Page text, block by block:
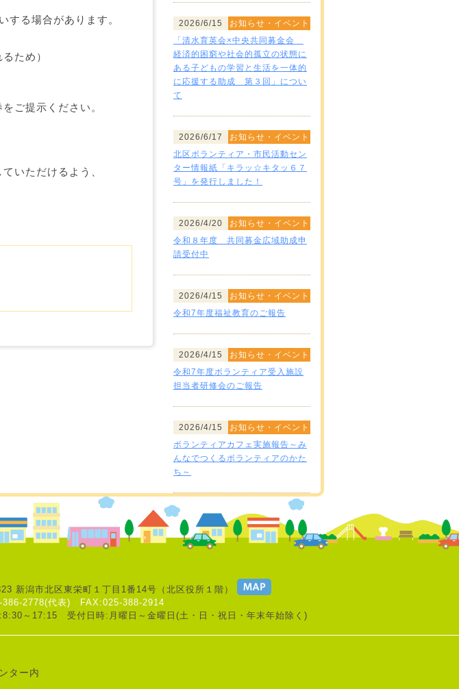
する場合があります。
ため）
ご提示ください。
いただけるよう、
2026/6/15
お知らせ・イベント
「清水育英会×中央共同募金会
経済的困窮や社会的孤立の状態に
ある子どもの学習と生活を一体的
に応援する助成 第３回」につい
て
2026/6/17
お知らせ・イベント
北区ボランティア・市民活動セン
ター情報紙「キラッ☆キタッ６７
号」を発行しました！
2026/4/20
お知らせ・イベント
令和８年度 共同募金広域助成申
請受付中
2026/4/15
お知らせ・イベント
令和7年度福祉教育のご報告
2026/4/15
お知らせ・イベント
令和7年度ボランティア受入施設
担当者研修会のご報告
2026/4/15
お知らせ・イベント
ボランティアカフェ実施報告～み
んなでつくるボランティアのかた
ち～
新潟市北区東栄町１丁目1番14号 （北区役所１階）
386-2778(代表)
FAX:025-388-2914
:8:30～17:15 受付日時:月曜日～金曜日(土・日・祝日・年末年始除く)
ター内